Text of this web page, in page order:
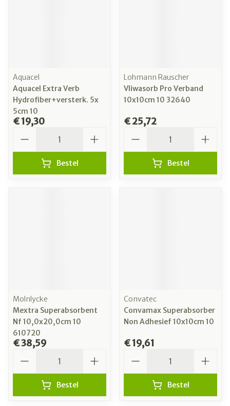
Aquacel
Aquacel Extra Verb
Hydrofiber+versterk. 5x
5cm 10
€ 19,30
Bestel
Lohmann Rauscher
Vliwasorb Pro Verband
10x10cm 10 32640
€ 25,72
Bestel
Molnlycke
Mextra Superabsorbent
Nf 10,0x20,0cm 10
610720
€ 38,59
Bestel
Convatec
Convamax Superabsorber
Non Adhesief 10x10cm 10
€ 19,61
Bestel